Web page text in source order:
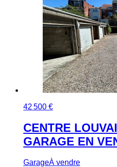
42 500 €
CENTRE
GARAGE EN
GarageÀ vendre